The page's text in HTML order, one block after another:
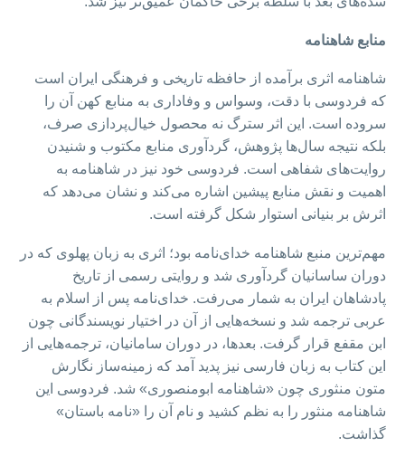
منابع شاهنامه
شاهنامه اثری برآمده از حافظه‌ تاریخی و فرهنگی ایران است
که فردوسی با دقت، وسواس و وفاداری به منابع کهن آن را
سروده است. این اثر سترگ نه محصول خیال‌پردازی صرف،
بلکه نتیجه سال‌ها پژوهش، گردآوری منابع مکتوب و شنیدن
روایت‌های شفاهی است. فردوسی خود نیز در شاهنامه به
اهمیت و نقش منابع پیشین اشاره می‌کند و نشان می‌دهد که
اثرش بر بنیانی استوار شکل گرفته است.
مهم‌ترین منبع شاهنامه خدای‌نامه بود؛ اثری به زبان پهلوی که در
دوران ساسانیان گردآوری شد و روایتی رسمی از تاریخ
پادشاهان ایران به شمار می‌رفت. خدای‌نامه پس از اسلام به
عربی ترجمه شد و نسخه‌هایی از آن در اختیار نویسندگانی چون
ابن مقفع قرار گرفت. بعدها، در دوران سامانیان، ترجمه‌هایی از
این کتاب به زبان فارسی نیز پدید آمد که زمینه‌ساز نگارش
متون منثوری چون «شاهنامه ابومنصوری» شد. فردوسی این
شاهنامه منثور را به نظم کشید و نام آن را «نامه باستان»
گذاشت.